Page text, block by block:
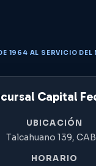
1964 AL SERVICIO DEL
Capital
UBICACIÓN
Talcahuano 139,
HORARIO